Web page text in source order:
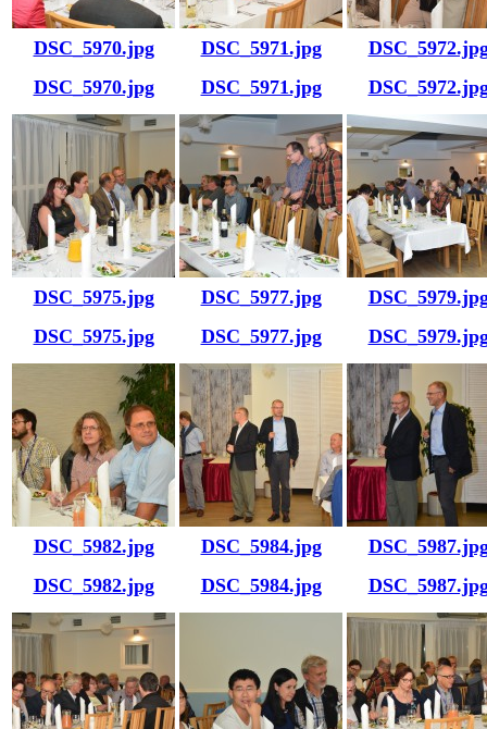
DSC_5970.jpg
DSC_5970.jpg
DSC_5971.jpg
DSC_5971.jpg
DSC_5975.jpg
DSC_5975.jpg
DSC_5977.jpg
DSC_5977.jpg
DSC_5982.jpg
DSC_5982.jpg
DSC_5984.jpg
DSC_5984.jpg